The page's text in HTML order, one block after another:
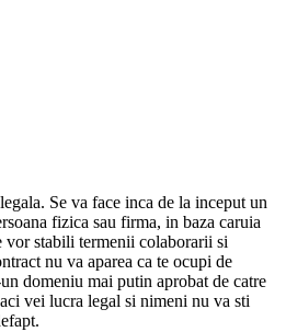
Se va face inca de la inceput un
fizica sau firma, in baza caruia
vor stabili termenii colaborarii si
nu va aparea ca te ocupi de
domeniu mai putin aprobat de catre
vei lucra legal si nimeni nu va sti